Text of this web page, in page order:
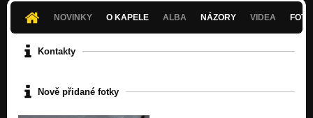
NOVINKY O KAPELE ALBA NÁZORY VIDEA
Kontakty
Nově přidané fotky